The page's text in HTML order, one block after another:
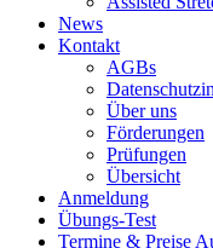
News
Kontakt
AGBs
Über uns
Förderungen
Prüfungen
Übersicht
Anmeldung
Übungs-Test
Termine & Preise